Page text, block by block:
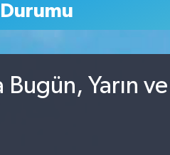
Bugün, Yarın